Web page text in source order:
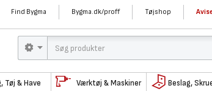
Find Bygma Bygma.dk/proff Tøjshop
Tøj & Have Værktøj & Maskiner Beslag,